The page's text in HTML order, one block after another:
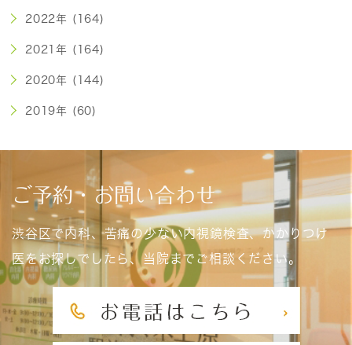
2022年 (164)
2021年 (164)
2020年 (144)
2019年 (60)
ご予約・お問い合わせ
渋谷区で内科、苦痛の少ない内視鏡検査、かかりつけ
医をお探しでしたら、当院までご相談ください。